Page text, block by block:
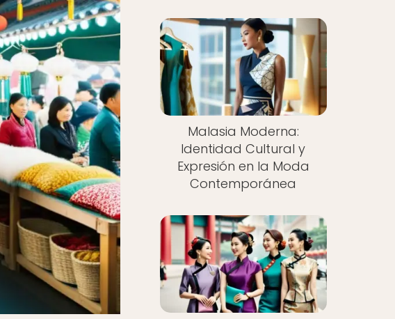
Malasia Moderna:
Identidad Cultural y
Expresión en la Moda
Contemporánea